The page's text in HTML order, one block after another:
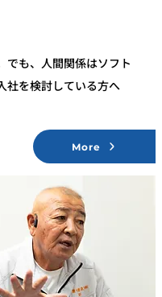
でも、人間関係はソフト
社を検討している方へ
More